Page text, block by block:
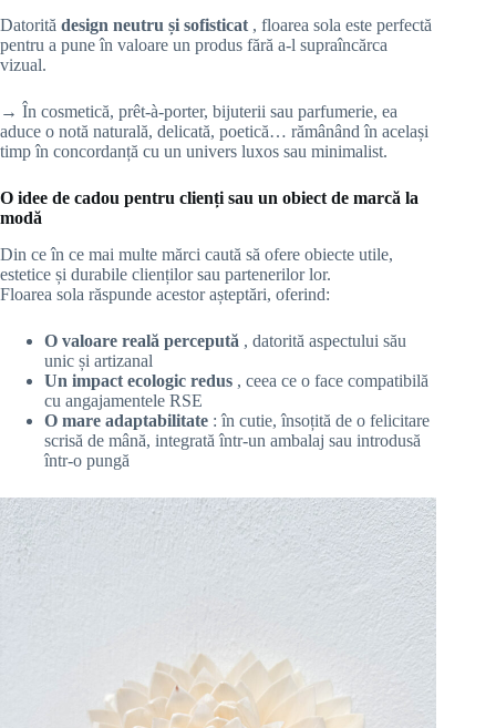
Datorită design neutru și sofisticat , floarea sola este perfectă
pentru a pune în valoare un produs fără a-l supraîncărca
vizual.
→ În cosmetică, prêt-à-porter, bijuterii sau parfumerie, ea
aduce o notă naturală, delicată, poetică… rămânând în același
timp în concordanță cu un univers luxos sau minimalist.
O idee de cadou pentru clienți sau un obiect de marcă la
modă
Din ce în ce mai multe mărci caută să ofere obiecte utile,
estetice și durabile clienților sau partenerilor lor.
Floarea sola răspunde acestor așteptări, oferind:
O valoare reală percepută , datorită aspectului său
unic și artizanal
Un impact ecologic redus , ceea ce o face compatibilă
cu angajamentele RSE
O mare adaptabilitate : în cutie, însoțită de o felicitare
scrisă de mână, integrată într-un ambalaj sau introdusă
într-o pungă